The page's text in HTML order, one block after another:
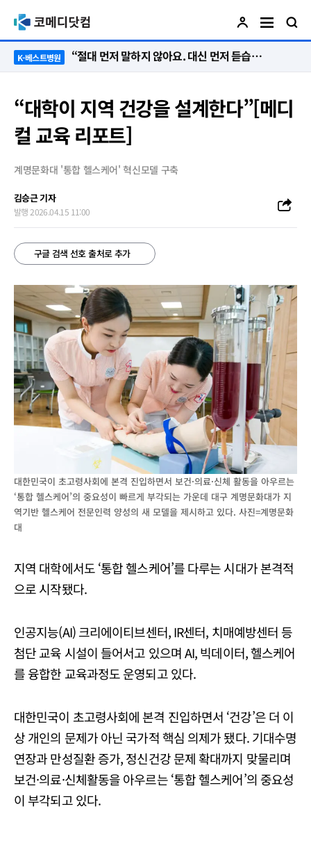
K-베스트병원 “절대 먼저 말하지 않아요. 대신 먼저 듣습니다”
“대학이 지역 건강을 설계한다”[메디
컬 교육 리포트]
계명문화대 '통합 헬스케어' 혁신모델 구축
김승근 기자
발행 2026.04.15 11:00
구글 검색 선호 출처로 추가
대한민국이 초고령사회에 본격 진입하면서 보건·의료·신체 활동을 아우르는
‘통합 헬스케어’의 중요성이 빠르게 부각되는 가운데 대구 계명문화대가 지
역기반 헬스케어 전문인력 양성의 새 모델을 제시하고 있다. 사진=계명문화
대
지역 대학에서도 ‘통합 헬스케어’를 다루는 시대가 본격적
으로 시작됐다.
인공지능(AI) 크리에이티브센터, IR센터, 치매예방센터 등
첨단 교육 시설이 들어서고 있으며 AI, 빅데이터, 헬스케어
를 융합한 교육과정도 운영되고 있다.
대한민국이 초고령사회에 본격 진입하면서 ‘건강’은 더 이
상 개인의 문제가 아닌 국가적 핵심 의제가 됐다. 기대수명
연장과 만성질환 증가, 정신건강 문제 확대까지 맞물리며
보건·의료·신체활동을 아우르는 ‘통합 헬스케어’의 중요성
이 부각되고 있다.